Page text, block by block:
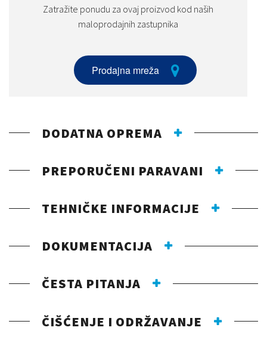
Zatražite ponudu za ovaj proizvod kod naših
maloprodajnih zastupnika
Prodajna mreža
DODATNA OPREMA
PREPORUČENI PARAVANI
TEHNIČKE INFORMACIJE
DOKUMENTACIJA
ČESTA PITANJA
ČIŠĆENJE I ODRŽAVANJE